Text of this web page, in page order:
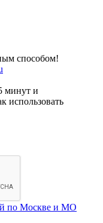
способом!
минут и
использовать